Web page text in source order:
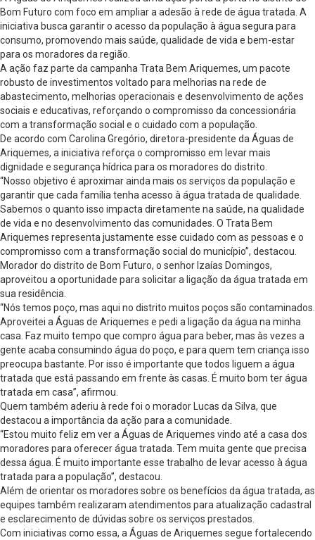
Bom Futuro com foco em ampliar a adesão à rede de água tratada. A
iniciativa busca garantir o acesso da população à água segura para
consumo, promovendo mais saúde, qualidade de vida e bem-estar
para os moradores da região.
A ação faz parte da campanha Trata Bem Ariquemes, um pacote
robusto de investimentos voltado para melhorias na rede de
abastecimento, melhorias operacionais e desenvolvimento de ações
sociais e educativas, reforçando o compromisso da concessionária
com a transformação social e o cuidado com a população.
De acordo com Carolina Gregório, diretora-presidente da Águas de
Ariquemes, a iniciativa reforça o compromisso em levar mais
dignidade e segurança hídrica para os moradores do distrito.
“Nosso objetivo é aproximar ainda mais os serviços da população e
garantir que cada família tenha acesso à água tratada de qualidade.
Sabemos o quanto isso impacta diretamente na saúde, na qualidade
de vida e no desenvolvimento das comunidades. O Trata Bem
Ariquemes representa justamente esse cuidado com as pessoas e o
compromisso com a transformação social do município”, destacou.
Morador do distrito de Bom Futuro, o senhor Izaías Domingos,
aproveitou a oportunidade para solicitar a ligação da água tratada em
sua residência.
“Nós temos poço, mas aqui no distrito muitos poços são contaminados.
Aproveitei a Águas de Ariquemes e pedi a ligação da água na minha
casa. Faz muito tempo que compro água para beber, mas às vezes a
gente acaba consumindo água do poço, e para quem tem criança isso
preocupa bastante. Por isso é importante que todos liguem a água
tratada que está passando em frente às casas. É muito bom ter água
tratada em casa”, afirmou.
Quem também aderiu à rede foi o morador Lucas da Silva, que
destacou a importância da ação para a comunidade.
“Estou muito feliz em ver a Águas de Ariquemes vindo até a casa dos
moradores para oferecer água tratada. Tem muita gente que precisa
dessa água. É muito importante esse trabalho de levar acesso à água
tratada para a população”, destacou.
Além de orientar os moradores sobre os benefícios da água tratada, as
equipes também realizaram atendimentos para atualização cadastral
e esclarecimento de dúvidas sobre os serviços prestados.
Com iniciativas como essa, a Águas de Ariquemes segue fortalecendo